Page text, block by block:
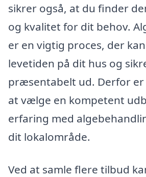
sikrer også, at du finder
og kvalitet for dit behov.
er en vigtig proces, der
levetiden på dit hus og
præsentabelt ud. Derfor er
at vælge en kompetent
erfaring med
dit lokalområde.
Ved at samle flere tilbud